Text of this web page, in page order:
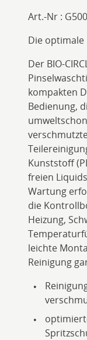
Art.-Nr :
Die
Der BIO-
kompakten
Bedienung,
Kunststoff
freien
Wartung
die
Heizung,
leichte
Reinigung